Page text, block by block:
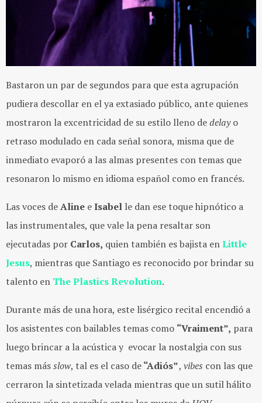
Bastaron un par de segundos para que esta agrupación
pudiera descollar en el ya extasiado público, ante quienes
mostraron la excentricidad de su estilo lleno dedelayo
retraso modulado en cada señal sonora, misma que de
inmediato evaporó a las almas presentes con temas que
resonaron lo mismo en idioma español como en francés.
Las voces deAline eIsabel le dan ese toque hipnótico a
las instrumentales, que vale la pena resaltar son
ejecutadas por Carlos, quien también es bajista enLittle
Jesus, mientras que Santiago es reconocido por brindar su
talento en The Plastics Revolution.
Durante más de una hora, este lisérgico recital encendió a
los asistentes con bailables temas como “Vraiment”, para
luego brincar a la acústica y evocar la nostalgia con sus
temas másslow, tal es el caso de“Adiós”, vibes con las que
cerraron la sintetizada velada mientras que un sutil hálito